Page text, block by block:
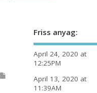
Friss anyag:
April 24, 2020 at
12:25PM
April 13, 2020 at
11:39AM